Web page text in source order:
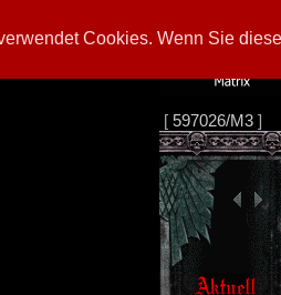
Cookies. Wenn Sie
[ 597026/M3]